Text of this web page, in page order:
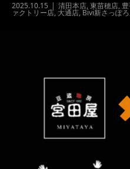
2025.10.15 清田本店,東苗穂店,
ァクトリー店, 大通店,Bivi新さっぽ